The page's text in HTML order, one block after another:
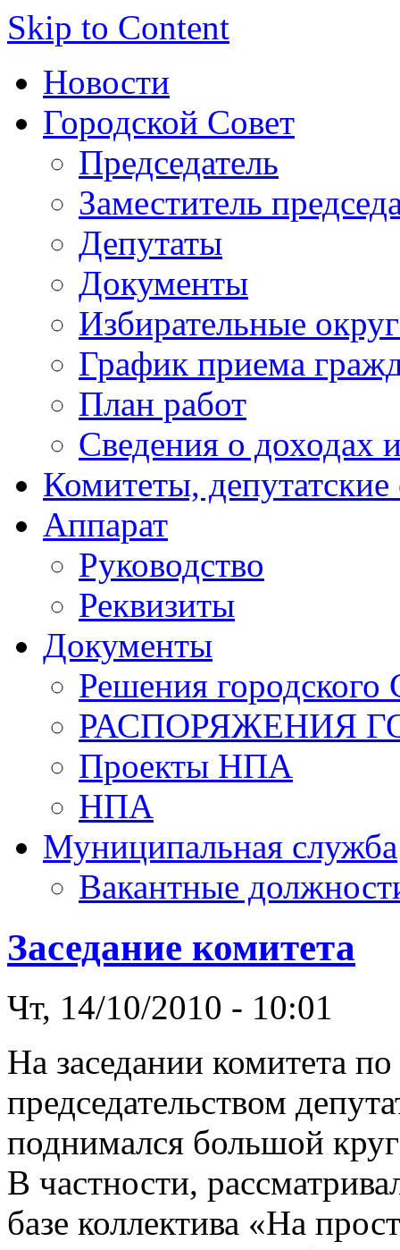
Skip to Content
Новости
Городской Совет
Председатель
Заместитель
Депутаты
Документы
Избирательные
График приема
План работ
Сведения о доходах
Комитеты,
Аппарат
Руководство
Реквизиты
Документы
Решения городского
РАСПОРЯЖЕНИЯ
Проекты НПА
НПА
Муниципальная служба
Вакантные
Заседание комитета
Чт, 14/10/2010 - 10:01
На заседании комитета
председательством
поднимался большой
В частности,
базе коллектива «На